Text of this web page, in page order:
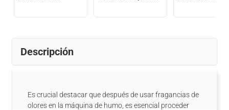
Descripción
Es crucial destacar que después de usar fragancias de
olores en la máquina de humo, es esencial proceder